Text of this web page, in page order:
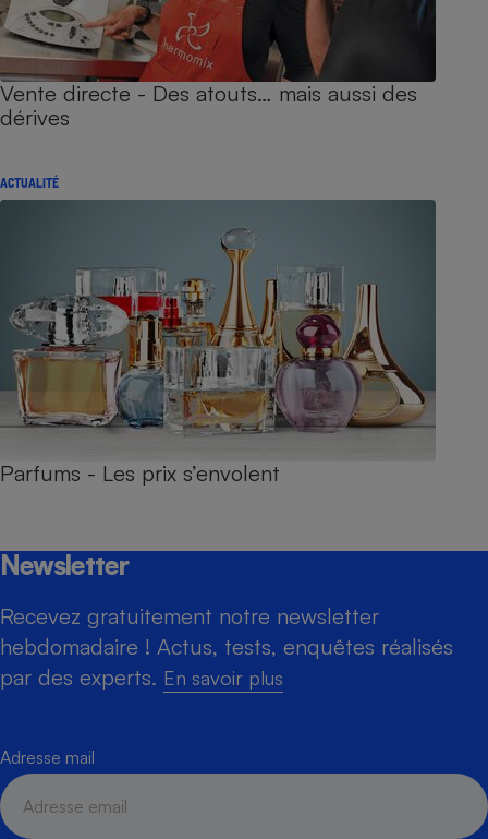
Vente directe - Des atouts… mais aussi des
dérives
ACTUALITÉ
Parfums - Les prix s’envolent
Newsletter
Recevez gratuitement notre newsletter
hebdomadaire ! Actus, tests, enquêtes réalisés
par des experts. En savoir plus
Adresse mail